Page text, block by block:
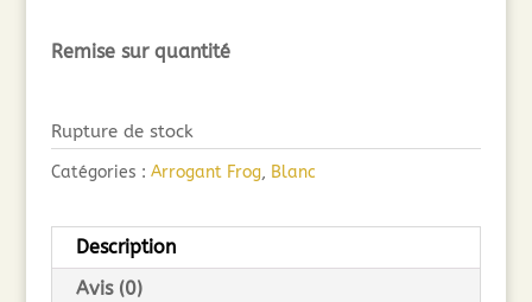
Remise sur quantité
Rupture de stock
Catégories : Arrogant Frog, Blanc
Description
Avis (0)